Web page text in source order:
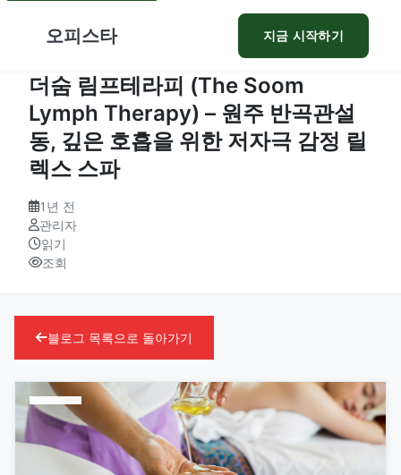
오피스타 지금 시작하기
더숨 림프테라피 (The Soom
Lymph Therapy) – 원주 반곡관설
동, 깊은 호흡을 위한 저자극 감정 릴
렉스 스파
1년 전
관리자
읽기
조회
블로그 목록으로 돌아가기